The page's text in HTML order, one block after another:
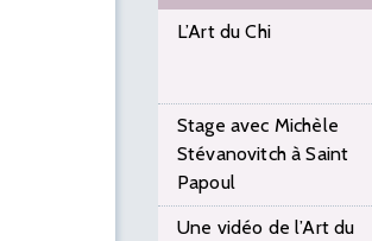
L’Art du Chi
Stage avec Michèle
Stévanovitch à Saint
Papoul
Une vidéo de l’Art du